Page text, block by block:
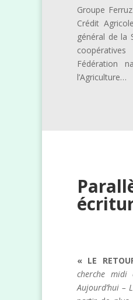
Groupe
Crédit
général de la
Fédération
l’Agriculture…
« LE
cherche midi
Aujourd’hui –